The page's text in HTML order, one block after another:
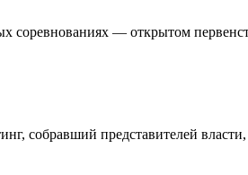
— открытом
собравший представителей